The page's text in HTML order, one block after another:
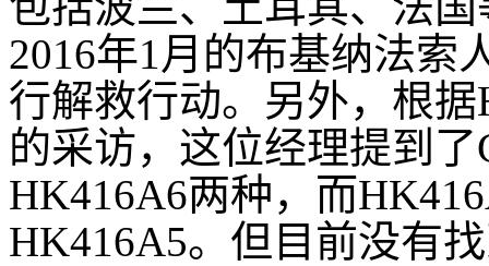
2016年1月的布基纳法索
行解救行动。另外，根
的采访，这位经理提到
HK416A6两种，而
HK416A5。但目前没有